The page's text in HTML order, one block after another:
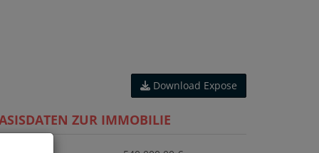
Download Expose
ZUR IMMOBILIE